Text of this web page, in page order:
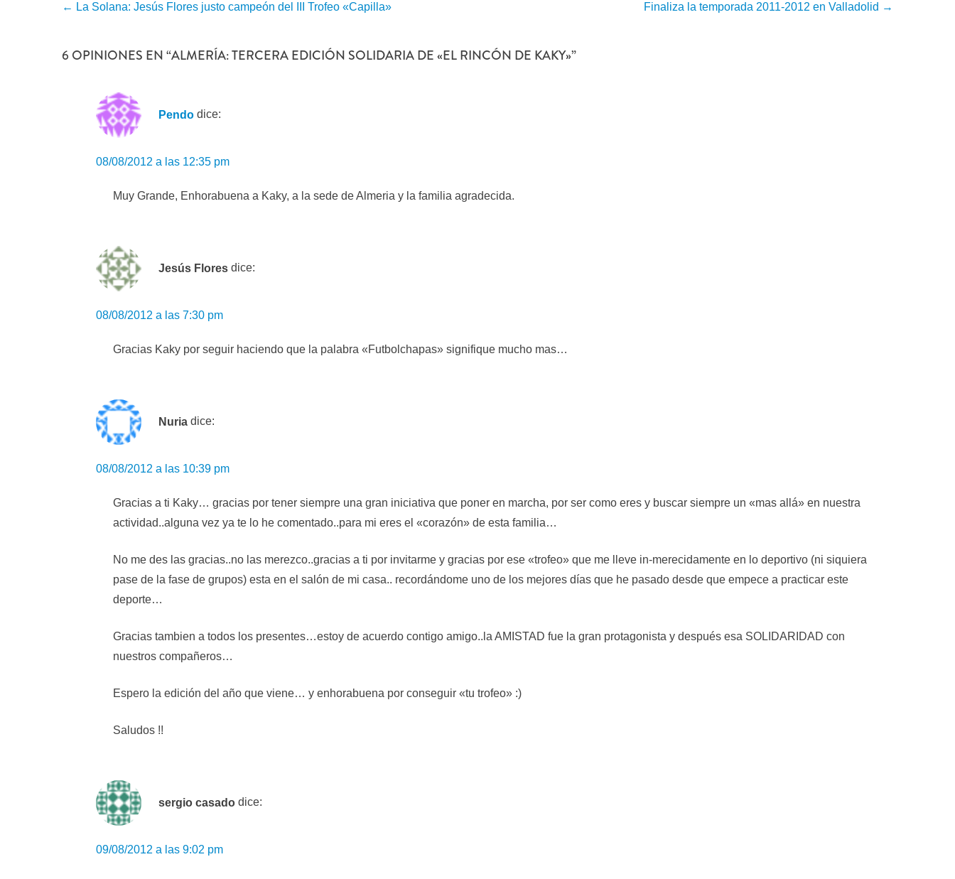
NAVEGACIÓN
← La Solana: Jesús Flores justo campeón del III Trofeo «Capilla» Finaliza la temporada 2011-2012 en Valladolid →
6 OPINIONES EN “ALMERÍA: TERCERA EDICIÓN SOLIDARIA DE «EL RINCÓN DE KAKY»”
Pendo dice:
08/08/2012 a las 12:35 pm
Muy Grande, Enhorabuena a Kaky, a la sede de Almeria y la familia agradecida.
Jesús Flores dice:
08/08/2012 a las 7:30 pm
Gracias Kaky por seguir haciendo que la palabra «Futbolchapas» signifique mucho mas…
Nuria dice:
08/08/2012 a las 10:39 pm
Gracias a ti Kaky… gracias por tener siempre una gran iniciativa que poner en marcha, por ser como eres y buscar siempre un «mas allá» en nuestra
actividad..alguna vez ya te lo he comentado..para mi eres el «corazón» de esta familia…
No me des las gracias..no las merezco..gracias a ti por invitarme y gracias por ese «trofeo» que me lleve in-merecidamente en lo deportivo (ni siquiera
pase de la fase de grupos) esta en el salón de mi casa.. recordándome uno de los mejores días que he pasado desde que empece a practicar este
deporte…
Gracias tambien a todos los presentes…estoy de acuerdo contigo amigo..la AMISTAD fue la gran protagonista y después esa SOLIDARIDAD con
nuestros compañeros…
Espero la edición del año que viene… y enhorabuena por conseguir «tu trofeo» :)
Saludos !!
sergio casado dice:
09/08/2012 a las 9:02 pm